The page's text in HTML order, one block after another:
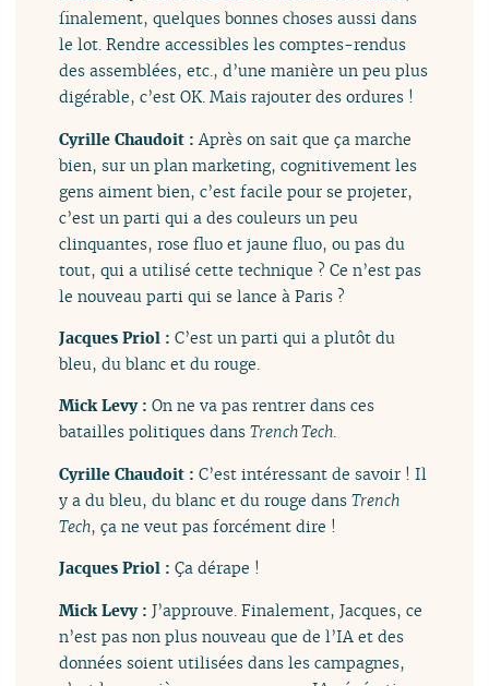
finalement, quelques bonnes choses aussi dans
le lot. Rendre accessibles les comptes-rendus
des assemblées, etc., d’une manière un peu plus
digérable, c’est OK. Mais rajouter des ordures !
Cyrille Chaudoit :Après on sait que ça marche
bien, sur un plan marketing, cognitivement les
gens aiment bien, c’est facile pour se projeter,
c’est un parti qui a des couleurs un peu
clinquantes, rose fluo et jaune fluo, ou pas du
tout, qui a utilisé cette technique ? Ce n’est pas
le nouveau parti qui se lance à Paris ?
Jacques Priol :C’est un parti qui a plutôt du
bleu, du blanc et du rouge.
Mick Levy :On ne va pas rentrer dans ces
batailles politiques dansTrench Tech.
Cyrille Chaudoit :C’est intéressant de savoir ! Il
y a du bleu, du blanc et du rouge dansTrench
Tech, ça ne veut pas forcément dire !
Jacques Priol :Ça dérape !
Mick Levy :J’approuve. Finalement, Jacques, ce
n’est pas non plus nouveau que de l’IA et des
données soient utilisées dans les campagnes,